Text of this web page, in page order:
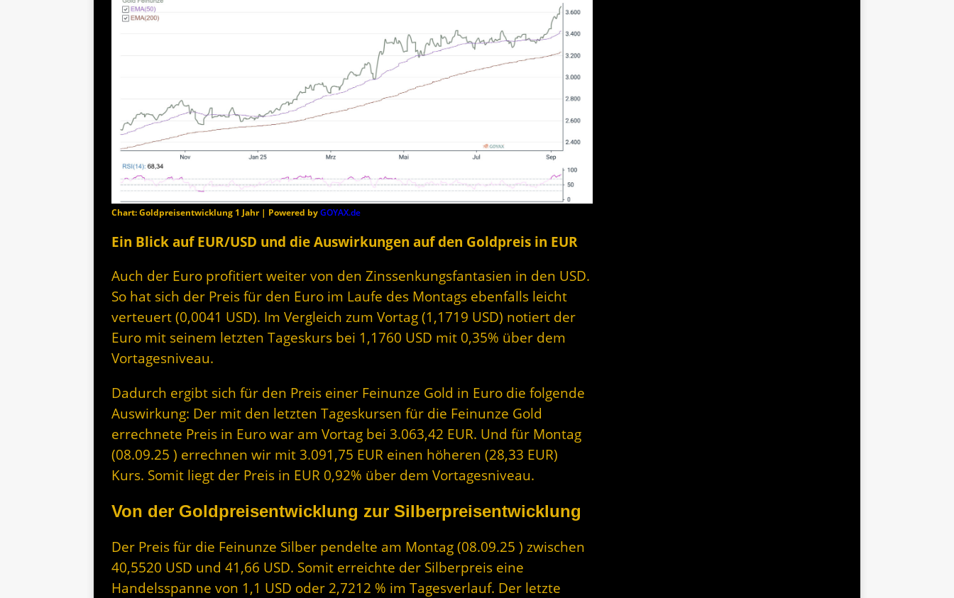
Chart: Goldpreisentwicklung 1 Jahr | Powered byGOYAX.de
Ein Blick auf EUR/USD und die Auswirkungen auf den Goldpreis in EUR
Auch der Euro profitiert weiter von den Zinssenkungsfantasien in den USD.
So hat sich der Preis für den Euro im Laufe des Montags ebenfalls leicht
verteuert (0,0041 USD). Im Vergleich zum Vortag (1,1719 USD) notiert der
Euro mit seinem letzten Tageskurs bei 1,1760 USD mit 0,35% über dem
Vortagesniveau.
Dadurch ergibt sich für den Preis einer Feinunze Gold in Euro die folgende
Auswirkung: Der mit den letzten Tageskursen für die Feinunze Gold
errechnete Preis in Euro war am Vortag bei 3.063,42 EUR. Und für Montag
(08.09.25 ) errechnen wir mit 3.091,75 EUR einen höheren (28,33 EUR)
Kurs. Somit liegt der Preis in EUR 0,92% über dem Vortagesniveau.
Von der Goldpreisentwicklung zur Silberpreisentwicklung
Der Preis für die Feinunze Silber pendelte am Montag (08.09.25 ) zwischen
40,5520 USD und 41,66 USD. Somit erreichte der Silberpreis eine
Handelsspanne von 1,1 USD oder 2,7212 % im Tagesverlauf. Der letzte